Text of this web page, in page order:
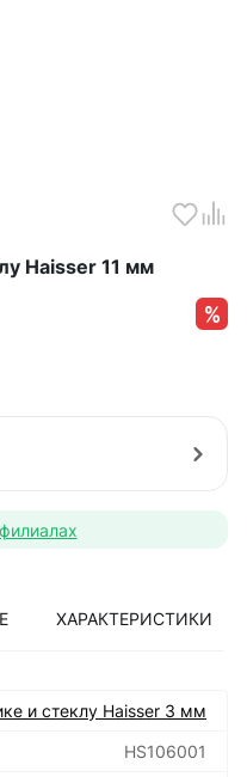
Haisser 11 мм
ХАРАКТЕРИСТИКИ
и стеклу Haisser 3 мм
HS106001